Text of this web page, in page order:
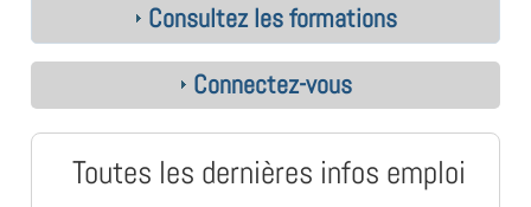
Consultez les formations
Connectez-vous
Toutes les dernières infos emploi